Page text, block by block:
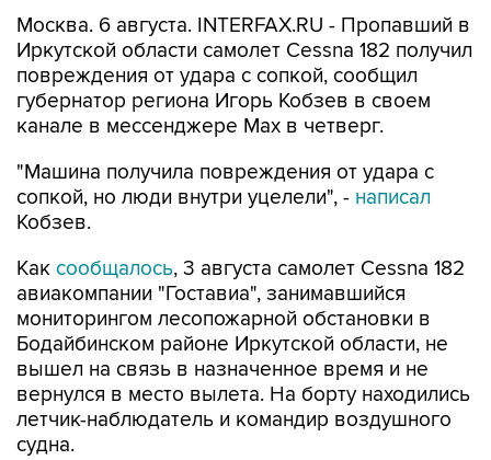
Москва. 6 августа. INTERFAX.RU - Пропавший в
Иркутской области самолет Cessna 182 получил
повреждения от удара с сопкой, сообщил
губернатор региона Игорь Кобзев в своем
канале в мессенджере Мах в четверг.
"Машина получила повреждения от удара с
сопкой, но люди внутри уцелели", - написал
Кобзев.
Как сообщалось, 3 августа самолет Cessna 182
авиакомпании "Гоставиа", занимавшийся
мониторингом лесопожарной обстановки в
Бодайбинском районе Иркутской области, не
вышел на связь в назначенное время и не
вернулся в место вылета. На борту находились
летчик-наблюдатель и командир воздушного
судна.